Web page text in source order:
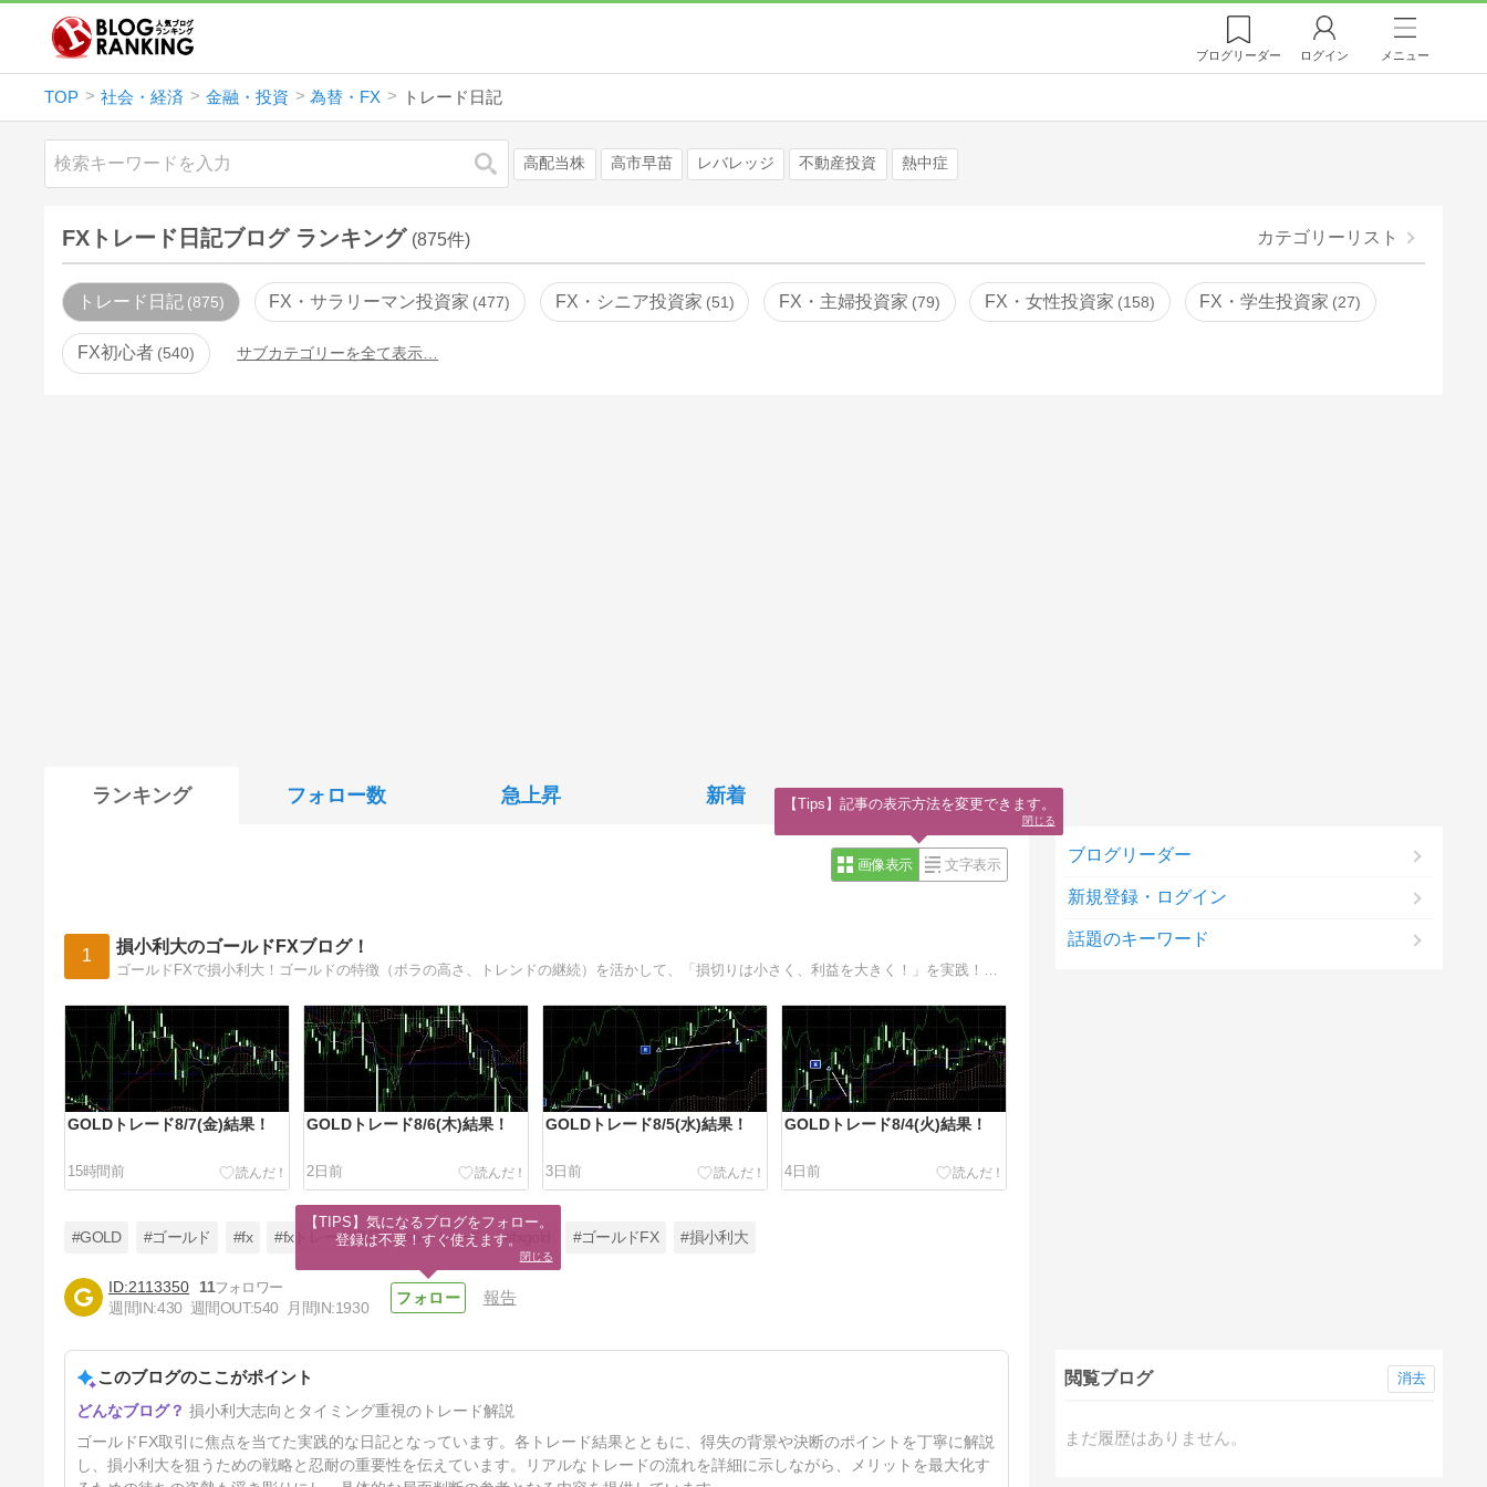
ブログリーダー ログイン メニュー
TOP 社会・経済 金融・投資 為替・FX トレード日記
検索 高配当株 高市早苗 レバレッジ 不動産投資 熱中症
FXトレード日記ブログ ランキング (875件) カテゴリーリスト
トレード日記 875 FX・サラリーマン投資家 477 FX・シニア投資家 51 FX・主婦投資家 79 FX・女性投資家 158 FX・学生投資家 27
FX初心者 540 サブカテゴリーを全て表示…
ランキング フォロー数 急上昇 新着
画像表示 文字表示
1 損小利大のゴールドFXブログ！
GOLDトレード8/7(金)結果！
15時間前
GOLDトレード8/6(木)結果！
2日前
GOLDトレード8/5(水)結果！
3日前
GOLDトレード8/4(火)結果！
4日前
5日前
#GOLD #ゴールド #fx #fxトレード日記 #fxトレード #fxgold #ゴールドFX #損小利大
2113350
11
週間IN:430 週間OUT:540 月間IN:1930
報告
このブログのここがポイント
損小利大志向とタイミング重視のトレード解説
ゴールドFX取引に焦点を当てた実践的な日記となっています。各トレード結果とともに、得失の背景や決断のポイントを丁寧に解説
し、損小利大を狙うための戦略と忍耐の重要性を伝えています。リアルなトレードの流れを詳細に示しながら、メリットを最大化す
ブログリーダー
新規登録・ログイン
話題のキーワード
閲覧ブログ
まだ履歴はありません。
消去
【TIPS】気になるブログをフォロー。
登録は不要！すぐ使えます。
閉じる
【Tips】記事の表示方法を変更できます。
閉じる